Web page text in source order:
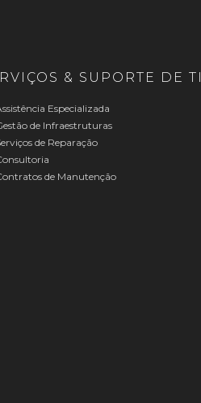
& SUPORTE DE TI
Especializada
de Infraestruturas
de Reparação
de Manutenção